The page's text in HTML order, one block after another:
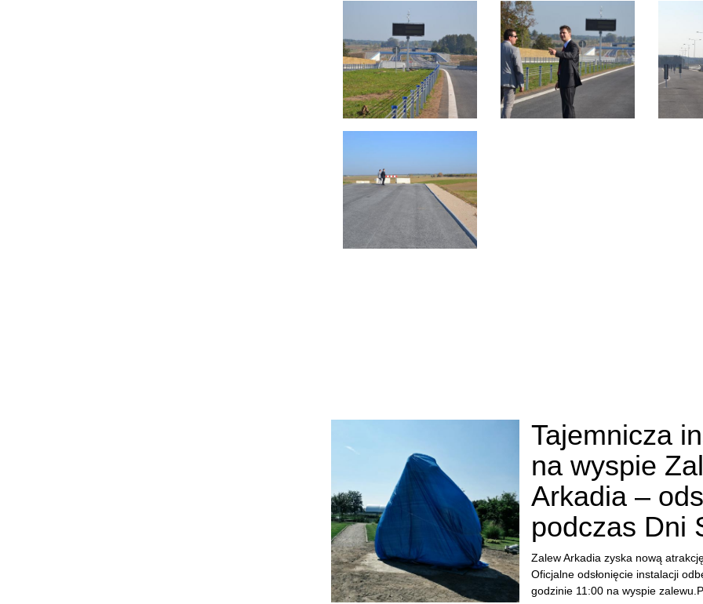
Tajemnicza
na wyspie
Arkadia –
podczas Dni
Zalew Arkadia zyska nową
Oficjalne odsłonięcie instalacji
godzinie 11:00 na wyspie